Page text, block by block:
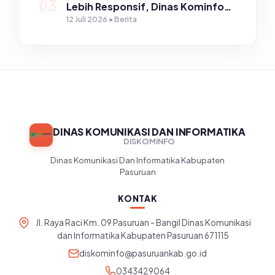
Lebih Responsif, Dinas Kominfo
Gelar Sosialisasi SP4N Lapor di
12 Juli 2026 • Berita
DINAS KOMUNIKASI DAN INFORMATIKA
DISKOMINFO
Dinas Komunikasi Dan Informatika Kabupaten
Pasuruan
KONTAK
Jl. Raya Raci Km. 09 Pasuruan - Bangil Dinas Komunikasi
dan Informatika Kabupaten Pasuruan 671115
diskominfo@pasuruankab.go.id
0343429064